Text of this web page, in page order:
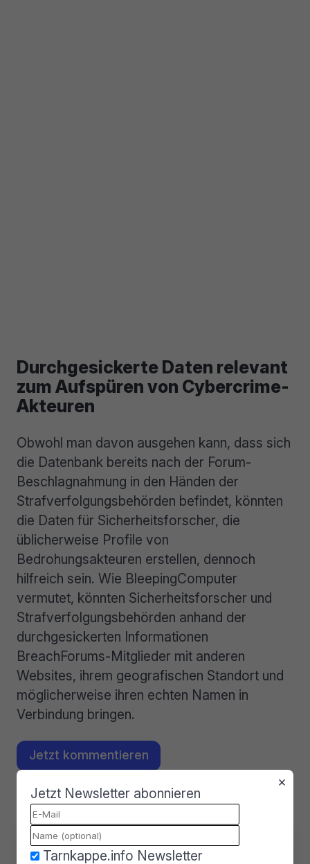
Durchgesickerte Daten relevant
zum Aufspüren von Cybercrime-
Akteuren
Obwohl man davon ausgehen kann, dass sich
die Datenbank bereits nach der Forum-
Beschlagnahmung in den Händen der
Strafverfolgungsbehörden befindet, könnten
die Daten für Sicherheitsforscher, die
üblicherweise Profile von
Bedrohungsakteuren erstellen, dennoch
hilfreich sein. Wie BleepingComputer
vermutet, könnten Sicherheitsforscher und
Strafverfolgungsbehörden anhand der
durchgesickerten Informationen
BreachForums-Mitglieder mit anderen
Websites, ihrem geografischen Standort und
möglicherweise ihren echten Namen in
Verbindung bringen.
Jetzt kommentieren
Mehr zu dem Thema
ÜberAntonia Frank
×
Jetzt Newsletter abonnieren
Tarnkappe.info Newsletter